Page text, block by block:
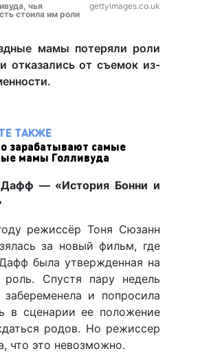
чья
стоила им роли
gettyimages.co.uk
мамы потеряли роли
отказались от съемок из-
ТАКЖЕ
зарабатывают самые
мамы Голливуда
— «История Бонни и
режиссёр Тоня Сюзанн
за новый фильм, где
была утвержденная на
роль. Спустя пару недель
забеременела и попросила
в сценарии ее положение
родов. Но режиссер
что это невозможно.